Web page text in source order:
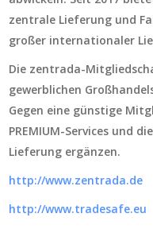
zentrale Lieferung und
großer internationaler
Die zentrada-
gewerblichen
Gegen eine günstige
PREMIUM-Services und
Lieferung ergänzen.
http://www.zentrada.de
http://www.tradesafe.eu